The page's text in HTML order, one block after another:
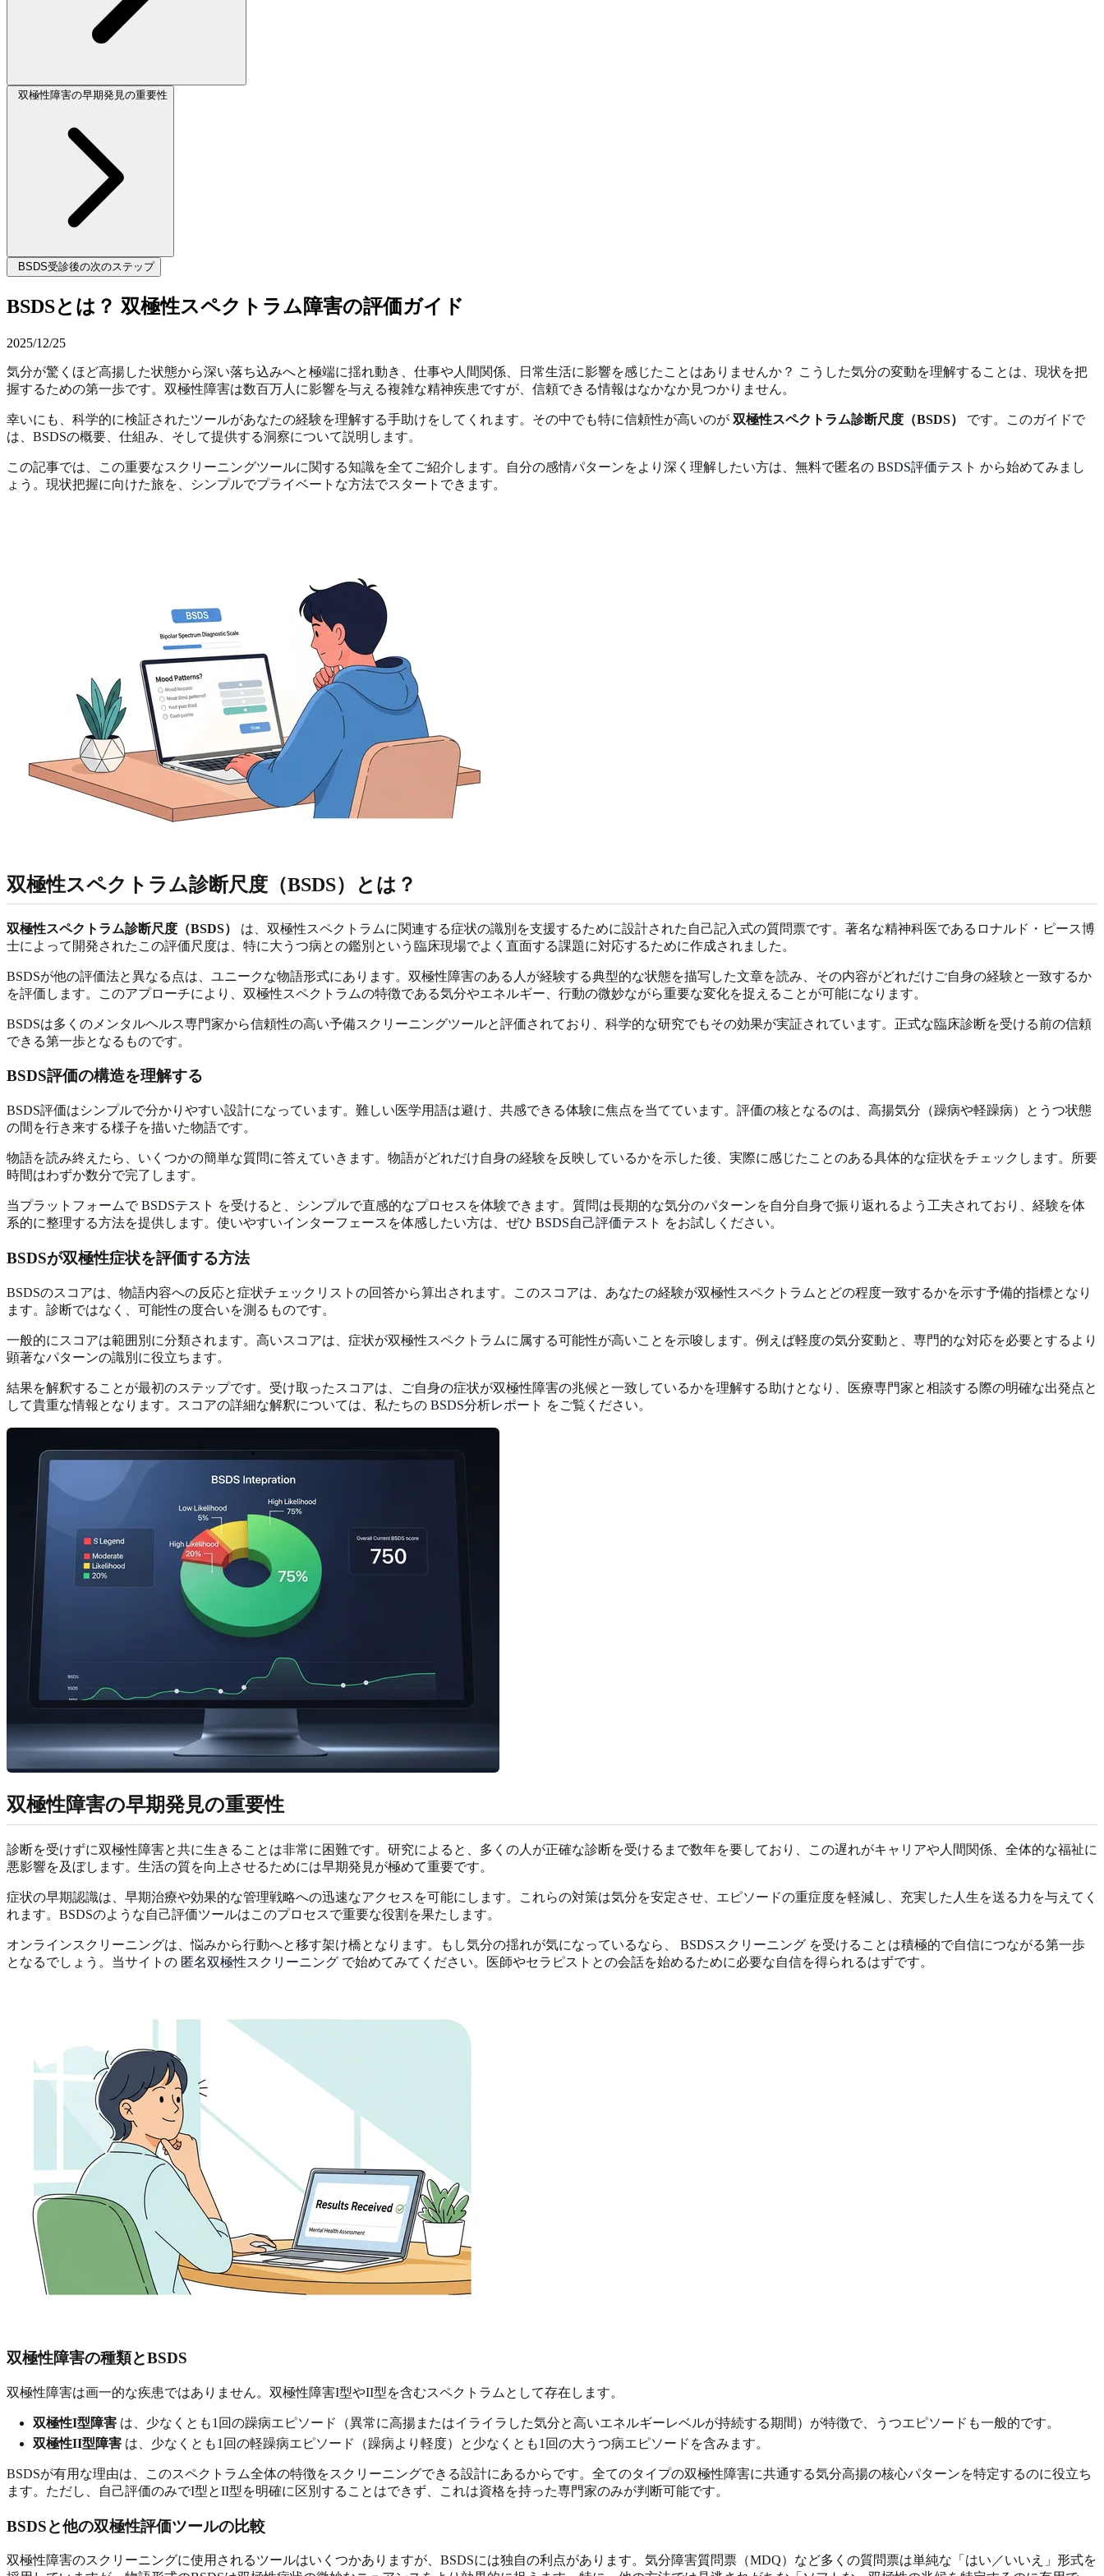
双極性障害の早期発見の重要性
BSDS受診後の次のステップ
BSDSとは？ 双極性スペクトラム障害の評価ガイド
2025/12/25
気分が驚くほど高揚した状態から深い落ち込みへと極端に揺れ動き、仕事や人間関係、日常生活に影響を感じたことはありませんか？ こうした気分の変動を理解することは、現状を把
握するための第一歩です。双極性障害は数百万人に影響を与える複雑な精神疾患ですが、信頼できる情報はなかなか見つかりません。
幸いにも、科学的に検証されたツールがあなたの経験を理解する手助けをしてくれます。その中でも特に信頼性が高いのが 双極性スペクトラム診断尺度（BSDS）
です。このガイドで
は、BSDSの概要、仕組み、そして提供する洞察について説明します。
この記事では、この重要なスクリーニングツールに関する知識を全てご紹介します。自分の感情パターンをより深く理解したい方は、無料で匿名の BSDS評価テスト から始めてみまし
ょう。現状把握に向けた旅を、シンプルでプライベートな方法でスタートできます。
双極性スペクトラム診断尺度（BSDS）とは？
双極性スペクトラム診断尺度（BSDS）
は、双極性スペクトラムに関連する症状の識別を支援するために設計された自己記入式の質問票です。著名な精神科医であるロナルド・ピース博
士によって開発されたこの評価尺度は、特に大うつ病との鑑別という臨床現場でよく直面する課題に対応するために作成されました。
BSDSが他の評価法と異なる点は、ユニークな物語形式にあります。双極性障害のある人が経験する典型的な状態を描写した文章を読み、その内容がどれだけご自身の経験と一致するか
を評価します。このアプローチにより、双極性スペクトラムの特徴である気分やエネルギー、行動の微妙ながら重要な変化を捉えることが可能になります。
BSDSは多くのメンタルヘルス専門家から信頼性の高い予備スクリーニングツールと評価されており、科学的な研究でもその効果が実証されています。正式な臨床診断を受ける前の信頼
できる第一歩となるものです。
BSDS評価の構造を理解する
BSDS評価はシンプルで分かりやすい設計になっています。難しい医学用語は避け、共感できる体験に焦点を当てています。評価の核となるのは、高揚気分（躁病や軽躁病）とうつ状態
の間を行き来する様子を描いた物語です。
物語を読み終えたら、いくつかの簡単な質問に答えていきます。物語がどれだけ自身の経験を反映しているかを示した後、実際に感じたことのある具体的な症状をチェックします。所要
時間はわずか数分で完了します。
当プラットフォームでBSDSテスト を受けると、シンプルで直感的なプロセスを体験できます。質問は長期的な気分のパターンを自分自身で振り返れるよう工夫されており、経験を体
系的に整理する方法を提供します。使いやすいインターフェースを体感したい方は、ぜひ BSDS自己評価テスト をお試しください。
BSDSが双極性症状を評価する方法
BSDSのスコアは、物語内容への反応と症状チェックリストの回答から算出されます。このスコアは、あなたの経験が双極性スペクトラムとどの程度一致するかを示す予備的指標となり
ます。診断ではなく、可能性の度合いを測るものです。
一般的にスコアは範囲別に分類されます。高いスコアは、症状が双極性スペクトラムに属する可能性が高いことを示唆します。例えば軽度の気分変動と、専門的な対応を必要とするより
顕著なパターンの識別に役立ちます。
結果を解釈することが最初のステップです。受け取ったスコアは、ご自身の症状が双極性障害の兆候と一致しているかを理解する助けとなり、医療専門家と相談する際の明確な出発点と
して貴重な情報となります。スコアの詳細な解釈については、私たちの BSDS分析レポート をご覧ください。
双極性障害の早期発見の重要性
診断を受けずに双極性障害と共に生きることは非常に困難です。研究によると、多くの人が正確な診断を受けるまで数年を要しており、この遅れがキャリアや人間関係、全体的な福祉に
悪影響を及ぼします。生活の質を向上させるためには早期発見が極めて重要です。
症状の早期認識は、早期治療や効果的な管理戦略への迅速なアクセスを可能にします。これらの対策は気分を安定させ、エピソードの重症度を軽減し、充実した人生を送る力を与えてく
れます。BSDSのような自己評価ツールはこのプロセスで重要な役割を果たします。
オンラインスクリーニングは、悩みから行動へと移す架け橋となります。もし気分の揺れが気になっているなら、 BSDSスクリーニング を受けることは積極的で自信につながる第一歩
となるでしょう。当サイトの 匿名双極性スクリーニング で始めてみてください。医師やセラピストとの会話を始めるために必要な自信を得られるはずです。
双極性障害の種類とBSDS
双極性障害は画一的な疾患ではありません。双極性障害I型やII型を含むスペクトラムとして存在します。
双極性I型障害 は、少なくとも1回の躁病エピソード（異常に高揚またはイライラした気分と高いエネルギーレベルが持続する期間）が特徴で、うつエピソードも一般的です。
双極性II型障害 は、少なくとも1回の軽躁病エピソード（躁病より軽度）と少なくとも1回の大うつ病エピソードを含みます。
BSDSが有用な理由は、このスペクトラム全体の特徴をスクリーニングできる設計にあるからです。全てのタイプの双極性障害に共通する気分高揚の核心パターンを特定するのに役立ち
ます。ただし、自己評価のみでI型とII型を明確に区別することはできず、これは資格を持った専門家のみが判断可能です。
BSDSと他の双極性評価ツールの比較
双極性障害のスクリーニングに使用されるツールはいくつかありますが、BSDSには独自の利点があります。気分障害質問票（MDQ）など多くの質問票は単純な「はい／いいえ」形式を